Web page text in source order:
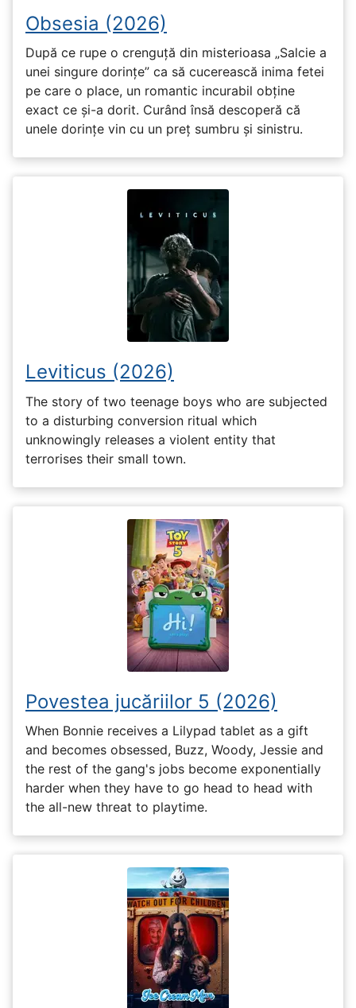
Obsesia (2026)
După ce rupe o crenguță din misterioasa „Salcie a
unei singure dorințe” ca să cucerească inima fetei
pe care o place, un romantic incurabil obține
exact ce și-a dorit. Curând însă descoperă că
unele dorințe vin cu un preț sumbru și sinistru.
Leviticus (2026)
The story of two teenage boys who are subjected
to a disturbing conversion ritual which
unknowingly releases a violent entity that
terrorises their small town.
Povestea jucăriilor 5 (2026)
When Bonnie receives a Lilypad tablet as a gift
and becomes obsessed, Buzz, Woody, Jessie and
the rest of the gang's jobs become exponentially
harder when they have to go head to head with
the all-new threat to playtime.